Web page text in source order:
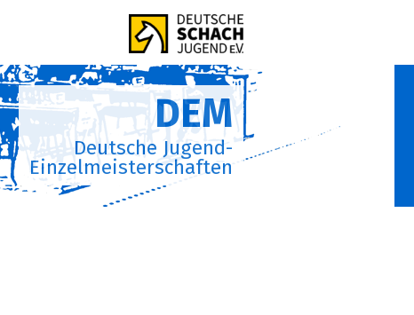
DEM
Deutsche Jugend-
Einzelmeisterschaften